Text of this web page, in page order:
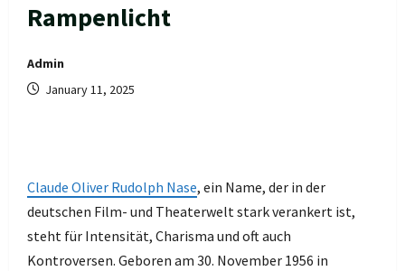
Rampenlicht
Admin
January 11, 2025
Claude Oliver Rudolph Nase, ein Name, der in der
deutschen Film- und Theaterwelt stark verankert ist,
steht für Intensität, Charisma und oft auch
Kontroversen. Geboren am 30. November 1956 in